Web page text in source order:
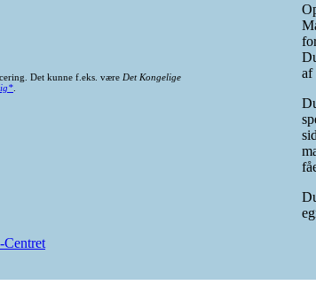
Det kunne f.eks. være Det Kongelige
.
af
Centret